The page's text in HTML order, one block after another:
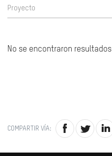
Proyecto
No se encontraron resultados
COMPARTIR VÍA: